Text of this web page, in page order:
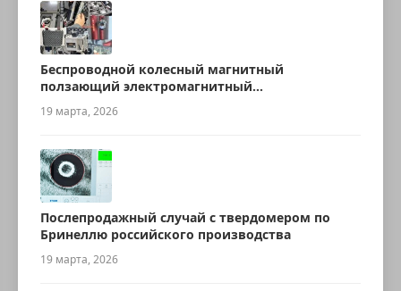
Беспроводной колесный магнитный
ползающий электромагнитный
ультразвуковой робот для измерения
толщины
19 марта, 2026
Послепродажный случай с твердомером по
Бринеллю российского производства
19 марта, 2026